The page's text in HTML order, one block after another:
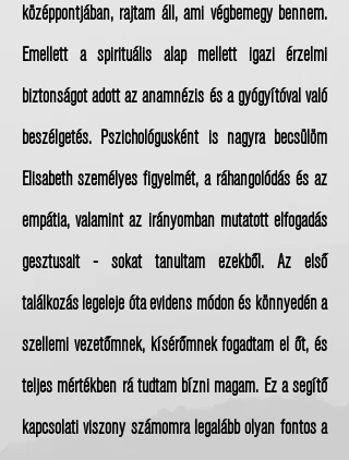
középpontjában, rajtam áll, ami végbemegy bennem.
Emellett a spirituális alap mellett igazi érzelmi
biztonságot adott az anamnézis és a gyógyítóval való
beszélgetés. Pszichológusként is nagyra becsülöm
Elisabeth személyes figyelmét, a ráhangolódás és az
empátia, valamint az irányomban mutatott elfogadás
gesztusait - sokat tanultam ezekből. Az első
találkozás legeleje óta evidens módon és könnyedén a
szellemi vezetőmnek, kísérőmnek fogadtam el őt, és
teljes mértékben rá tudtam bízni magam. Ez a segítő
kapcsolati viszony számomra legalább olyan fontos a